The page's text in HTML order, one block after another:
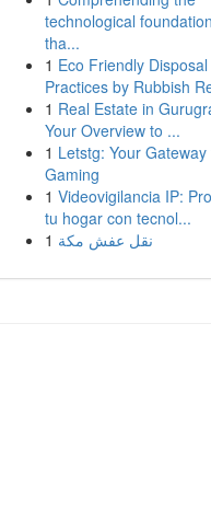
technological
tha...
1 Eco Friendly Disposal
Practices by Rubbish
1 Real Estate in
Your Overview to ...
1 Letstg: Your Gateway
Gaming
1 Videovigilancia IP:
tu hogar con tecnol...
1 نقل عفش مكة